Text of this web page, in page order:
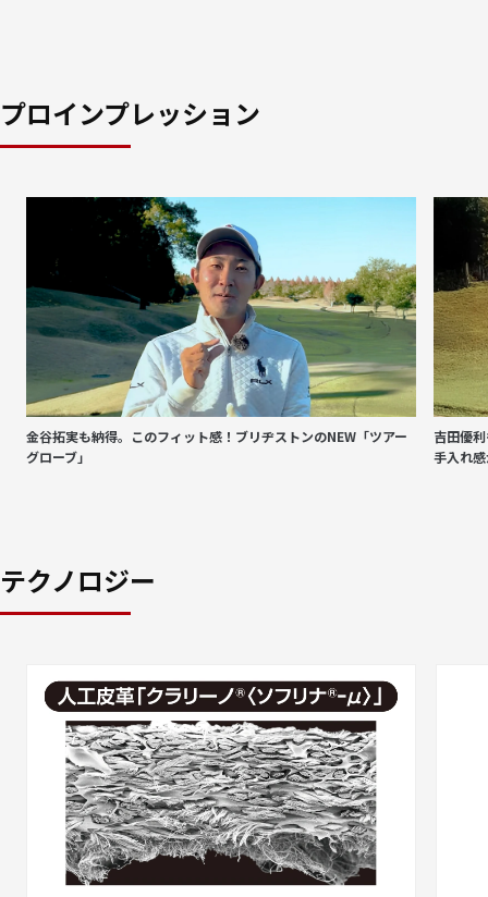
プロインプレッション
金谷拓実も納得。このフィット感！ブリヂストンのNEW「ツアー
グローブ」
吉田優
手入れ
テクノロジー